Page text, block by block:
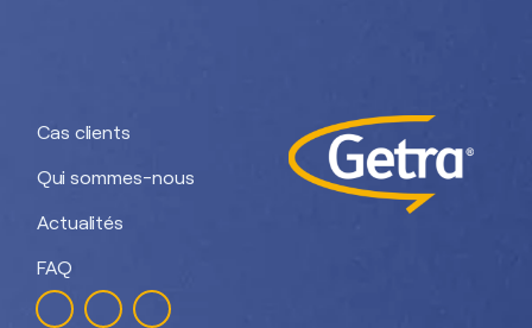
Cas clients
Qui sommes-nous
Actualités
FAQ